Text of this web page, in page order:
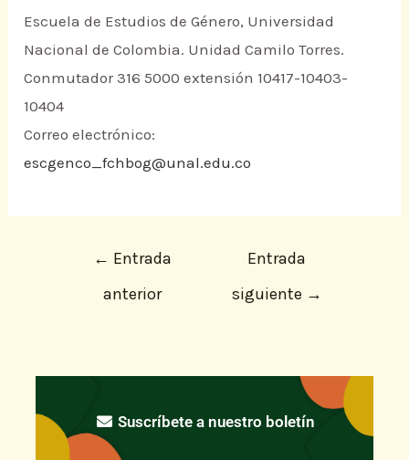
Escuela de Estudios de Género, Universidad
Nacional de Colombia. Unidad Camilo Torres.
Conmutador 316 5000 extensión 10417-10403-
10404
Correo electrónico:
escgenco_fchbog@unal.edu.co
← Entrada
anterior
Entrada
siguiente →
Suscríbete a nuestro boletín